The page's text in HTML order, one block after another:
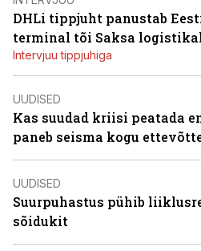
DHLi tippjuht panustab
terminal tõi Saksa
Intervjuu tippjuhiga
UUDISED
Kas suudad kriisi peatada
paneb seisma kogu
UUDISED
Suurpuhastus pühib
sõidukit